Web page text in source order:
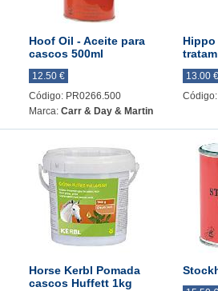
Hoof Oil - Aceite para
cascos 500ml
12.50 €
Código: PR0266.500
Marca: Carr & Day & Martin
Hippo
13.00 €
Horse Kerbl Pomada
cascos Huffett 1kg